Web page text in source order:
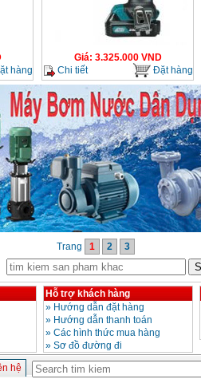
hàng
Giá: 3.325.000 VND
Chi tiết
Đặt hàng
Trang 1 2 3
Hỗ trợ khách hàng
» Hướng dẫn đặt hàng
» Hướng dẫn thanh toán
» Các hình thức mua hàng
» Sơ đồ đường đi
hệ